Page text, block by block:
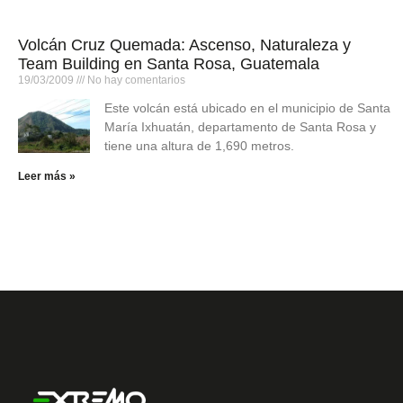
Volcán Cruz Quemada: Ascenso, Naturaleza y
Team Building en Santa Rosa, Guatemala
19/03/2009 No hay comentarios
Este volcán está ubicado en el municipio de Santa
María Ixhuatán, departamento de Santa Rosa y
tiene una altura de 1,690 metros.
Leer más »